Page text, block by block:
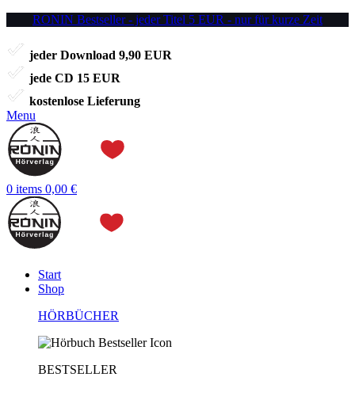
RONIN Bestseller - jeder Titel 5 EUR - nur für kurze Zeit
jeder Download 9,90 EUR
jede CD 15 EUR
kostenlose Lieferung
Menu
0 items 0,00 €
Start
Shop
HÖRBÜCHER
BESTSELLER